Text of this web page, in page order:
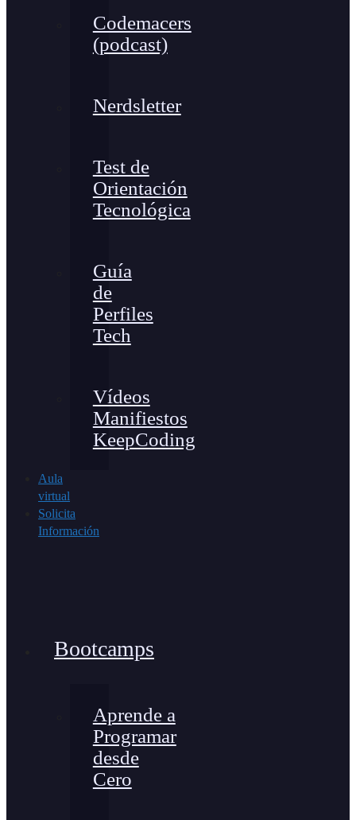
Codemacers
(podcast)
Nerdsletter
Test de
Orientación
Tecnológica
Guía
de
Perfiles
Tech
Vídeos
Manifiestos
KeepCoding
Aula
virtual
Solicita
Información
Bootcamps
Aprende a
Programar
desde
Cero